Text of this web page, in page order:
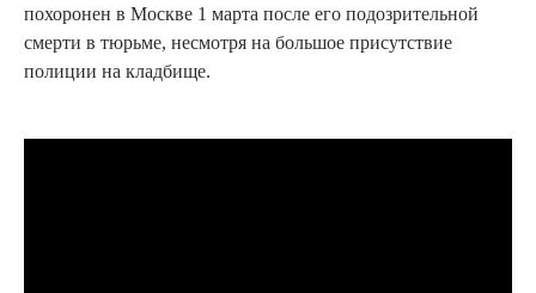
похоронен в Москве 1 марта после его подозрительной
смерти в тюрьме, несмотря на большое присутствие
полиции на кладбище.